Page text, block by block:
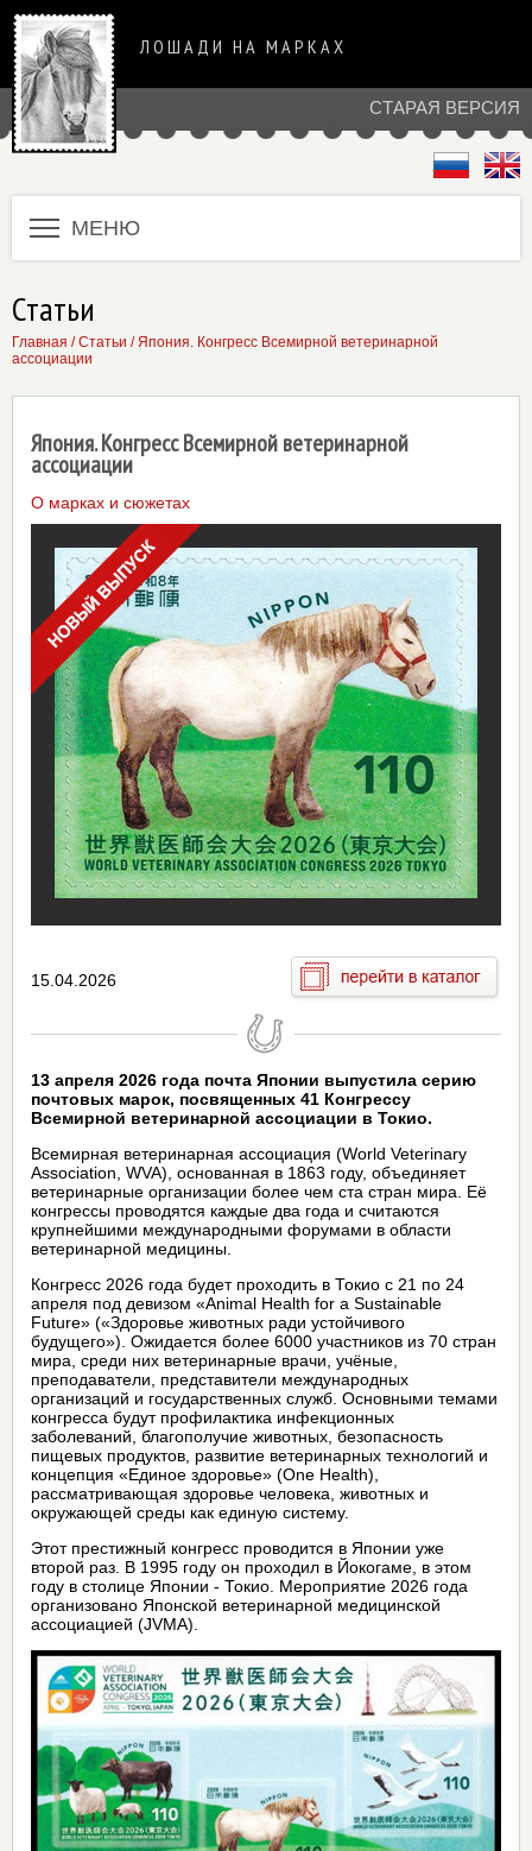
СТАРАЯ ВЕРСИЯ
ЛОШАДИ НА МАРКАХ
МЕНЮ
Статьи
Главная /Статьи / Япония. Конгресс Всемирной ветеринарной
ассоциации
Япония. Конгресс Всемирной ветеринарной
ассоциации
О марках и сюжетах
15.04.2026
13 апреля 2026 года почта Японии выпустила серию
почтовых марок, посвященных 41 Конгрессу
Всемирной ветеринарной ассоциации в Токио.
Всемирная ветеринарная ассоциация (World Veterinary
Association, WVA), основанная в 1863 году, объединяет
ветеринарные организации более чем ста стран мира. Её
конгрессы проводятся каждые два года и считаются
крупнейшими международными форумами в области
ветеринарной медицины.
Конгресс 2026 года будет проходить в Токио с 21 по 24
апреля под девизом «Animal Health for a Sustainable
Future» («Здоровье животных ради устойчивого
будущего»). Ожидается более 6000 участников из 70 стран
мира, среди них ветеринарные врачи, учёные,
преподаватели, представители международных
организаций и государственных служб. Основными темами
конгресса будут профилактика инфекционных
заболеваний, благополучие животных, безопасность
пищевых продуктов, развитие ветеринарных технологий и
концепция «Единое здоровье» (One Health),
рассматривающая здоровье человека, животных и
окружающей среды как единую систему.
Этот престижный конгресс проводится в Японии уже
второй раз. В 1995 году он проходил в Йокогаме, в этом
году в столице Японии - Токио. Мероприятие 2026 года
организовано Японской ветеринарной медицинской
ассоциацией (JVMA).